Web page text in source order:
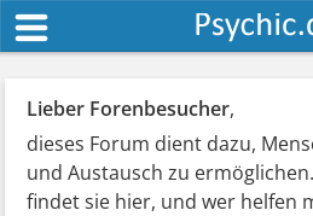
Lieber Forenbesucher,
dieses Forum dient dazu,
und Austausch zu
findet sie hier, und wer helfen